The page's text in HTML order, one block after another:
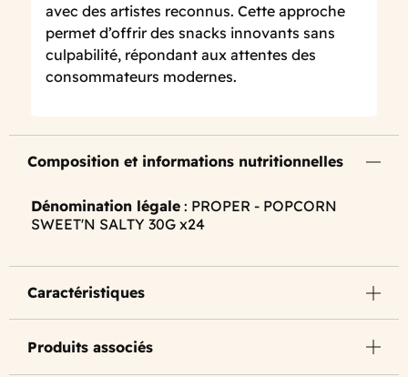
avec des artistes reconnus. Cette approche
permet d’offrir des snacks innovants sans
culpabilité, répondant aux attentes des
consommateurs modernes.
Composition et informations nutritionnelles
Dénomination légale : PROPER - POPCORN
SWEET'N SALTY 30G x24
Caractéristiques
Produits associés